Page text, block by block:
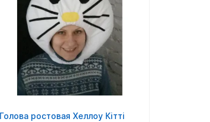
Голова ростовая Хеллоу Кітті